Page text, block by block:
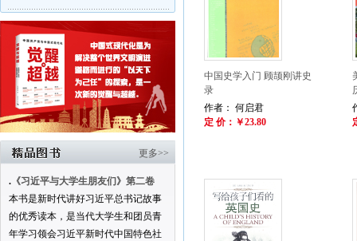
更多>>
. 《习近平与大学生朋友们》第二卷
本书是新时代讲好习近平总书记故事
的优秀读本，是当代大学生和团员青
年学习领会习近平新时代中国特色社
中国史学入门 顾颉刚讲史
录
作者： 何启君
定 价：￥23.80